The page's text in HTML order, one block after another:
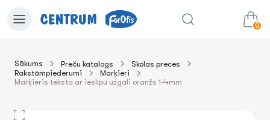
0
uz grozu
Sākums Preču katalogs
Skolas preces
Rakstāmpiederumi
Marķieri
Marķieris teksta ar ieslīpu uzgali oranžs 1-4mm